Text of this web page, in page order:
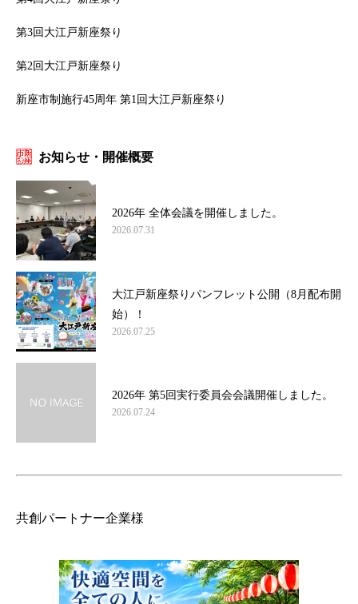
第3回大江戸新座祭り
第2回大江戸新座祭り
新座市制施行45周年 第1回大江戸新座祭り
お知らせ・開催概要
2026年 全体会議を開催しました。
2026.07.31
大江戸新座祭りパンフレット公開（8月配布開
始）！
2026.07.25
2026年 第5回実行委員会会議開催しました。
2026.07.24
共創パートナー企業様